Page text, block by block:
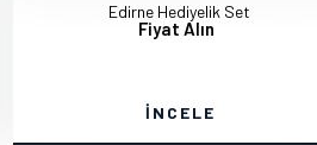
Edirne Hediyelik Set
Fiyat Alın
İNCELE